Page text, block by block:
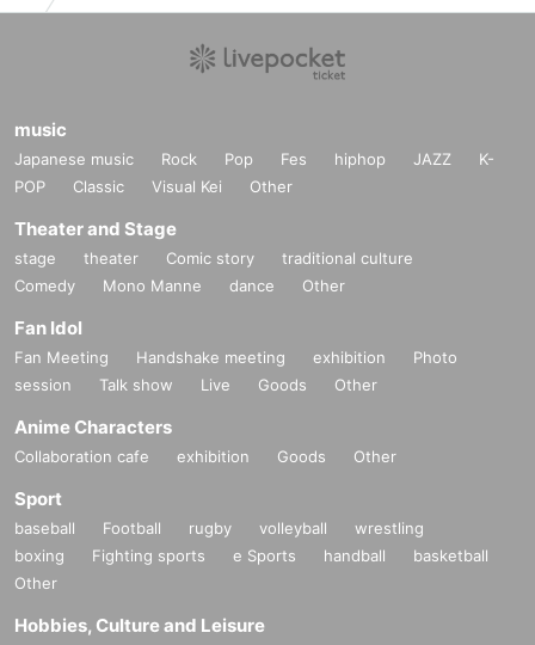
music
Japanese music Rock Pop Fes hiphop JAZZ
K-
POP
Classic Visual Kei Other
Theater and Stage
stage theater Comic story
traditional culture
Comedy
Mono Manne dance Other
Fan Idol
Fan Meeting Handshake meeting exhibition
Photo
session
Talk show Live Goods Other
Anime Characters
Collaboration cafe exhibition Goods Other
Sport
baseball Football rugby volleyball
wrestling
boxing
Fighting sports e Sports handball
basketball
Other
Hobbies, Culture and Leisure